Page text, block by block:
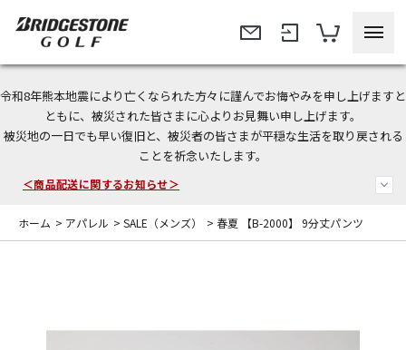
令和8年熊本地震により亡くなられた方々に謹んでお悔やみを申し上げますと
ともに、被災された皆さまに心よりお見舞い申し上げます。
被災地の一日でも早い復旧と、被災者の皆さまが平穏な生活を取り戻される
ことを祈念いたします。
＜夏季休暇中のご注文・発送・お問い合わせ＞
今なら新規会員登録で1,000円OFFクーポンプレゼント！
＜商品配送に関するお知らせ＞
ホーム > アパレル > SALE（メンズ） > 春夏 【B-2000】 9分丈パンツ